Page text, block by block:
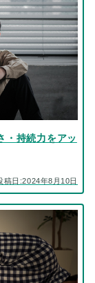
・持続力をアッ
稿日:2024年8月10日